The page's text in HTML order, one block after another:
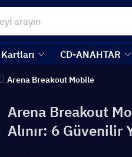
CD-ANAHTAR
Arena Breakout Mobile
Arena Breakout
Alınır: 6 Güvenilir